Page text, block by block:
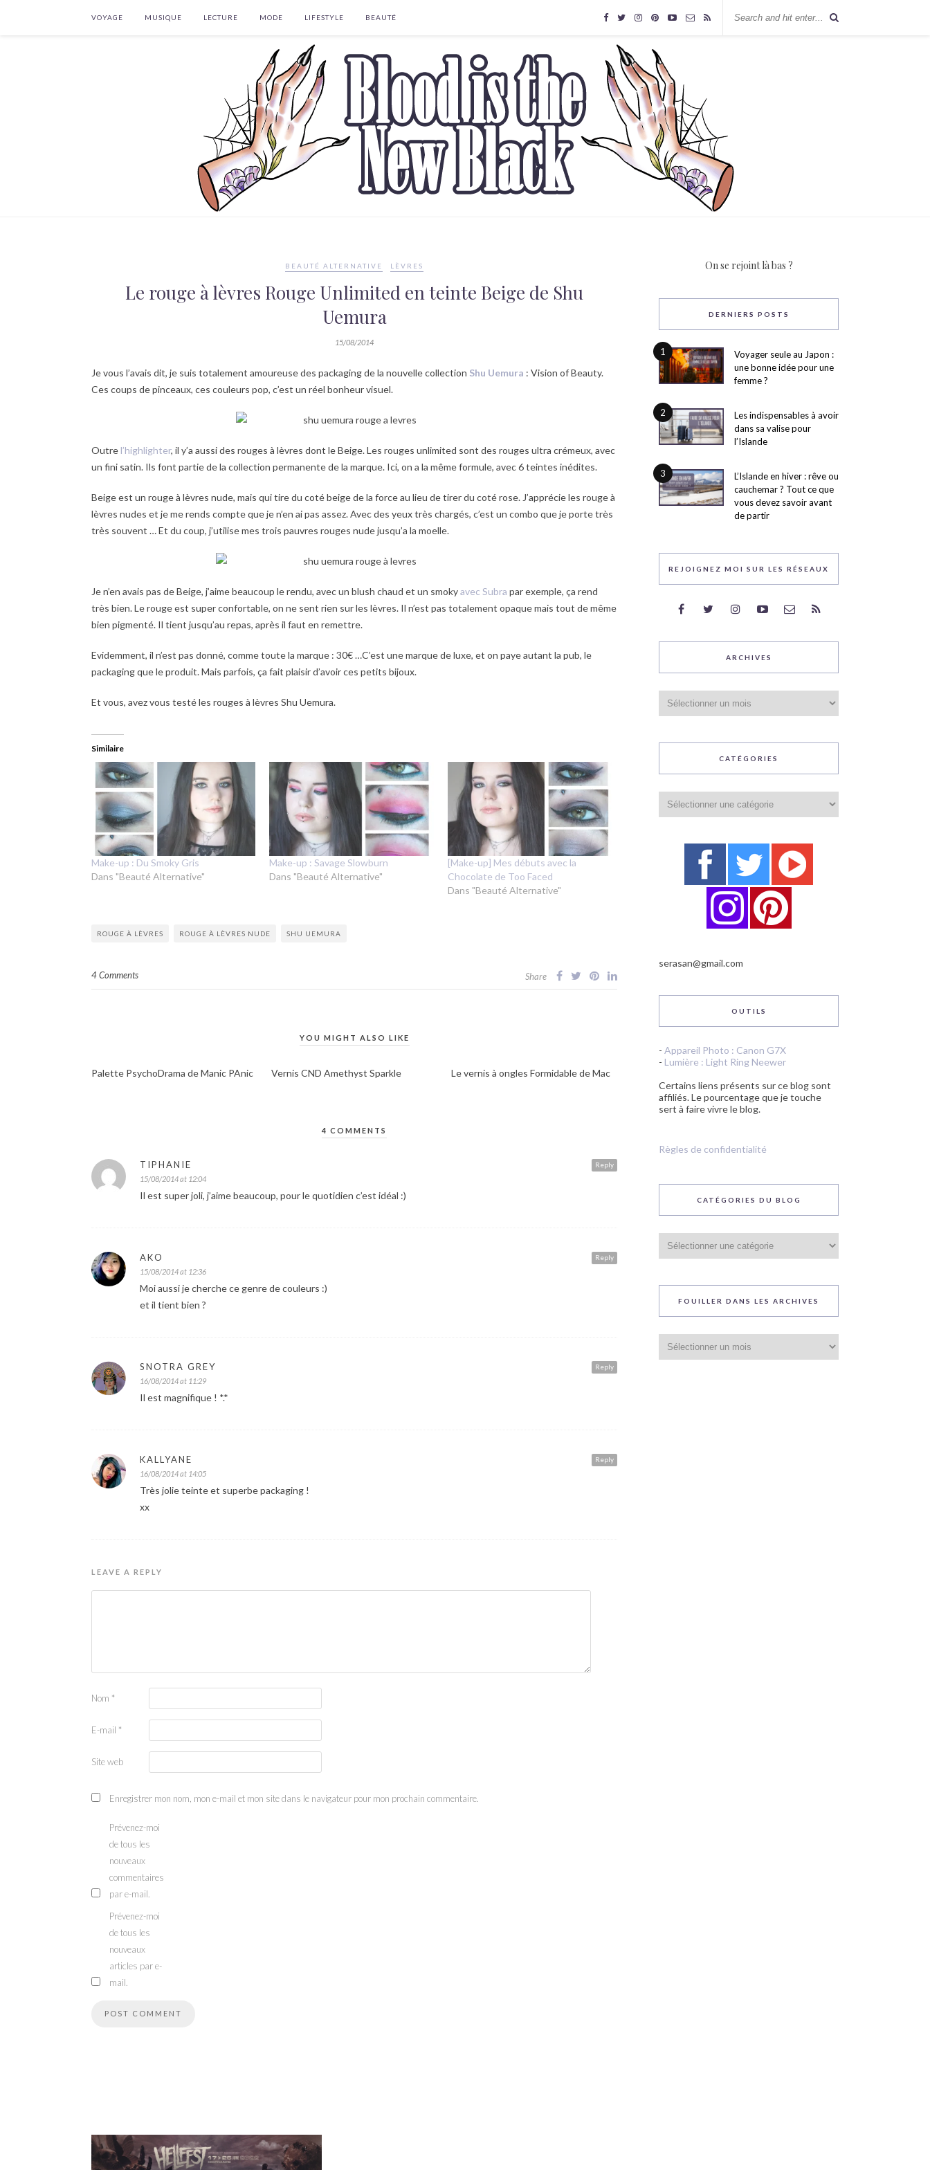
VOYAGE MUSIQUE LECTURE MODE LIFESTYLE BEAUTÉ
BEAUTÉ ALTERNATIVE LÈVRES
Le rouge à lèvres Rouge Unlimited en teinte Beige de Shu
Uemura
15/08/2014
Je vous l’avais dit, je suis totalement amoureuse des packaging de la nouvelle collection Shu Uemura : Vision of Beauty.
Ces coups de pinceaux, ces couleurs pop, c’est un réel bonheur visuel.
Outre l’highlighter, il y’a aussi des rouges à lèvres dont le Beige. Les rouges unlimited sont des rouges ultra crémeux, avec
un fini satin. Ils font partie de la collection permanente de la marque. Ici, on a la même formule, avec 6 teintes inédites.
Beige est un rouge à lèvres nude, mais qui tire du coté beige de la force au lieu de tirer du coté rose. J’apprécie les rouge à
lèvres nudes et je me rends compte que je n’en ai pas assez. Avec des yeux très chargés, c’est un combo que je porte très
très souvent … Et du coup, j’utilise mes trois pauvres rouges nude jusqu’a la moelle.
Je n’en avais pas de Beige, j’aime beaucoup le rendu, avec un blush chaud et un smokyavec Subra par exemple, ça rend
très bien. Le rouge est super confortable, on ne sent rien sur les lèvres. Il n’est pas totalement opaque mais tout de même
bien pigmenté. Il tient jusqu’au repas, après il faut en remettre.
Evidemment, il n’est pas donné, comme toute la marque : 30€ …C’est une marque de luxe, et on paye autant la pub, le
packaging que le produit. Mais parfois, ça fait plaisir d’avoir ces petits bijoux.
Et vous, avez vous testé les rouges à lèvres Shu Uemura.
Similaire
Make-up : Du Smoky Gris
Dans "Beauté Alternative"
Make-up : Savage Slowburn
Dans "Beauté Alternative"
[Make-up] Mes débuts avec la
Chocolate de Too Faced
Dans "Beauté Alternative"
ROUGE À LÈVRES ROUGE À LÈVRES NUDE SHU UEMURA
4 Comments Share
YOU MIGHT ALSO LIKE
Palette PsychoDrama de Manic PAnic Vernis CND Amethyst Sparkle Le vernis à ongles Formidable de Mac
4 COMMENTS
Reply
TIPHANIE
15/08/2014 at 12:04
Il est super joli, j’aime beaucoup, pour le quotidien c’est idéal :)
Reply
AKO
15/08/2014 at 12:36
Moi aussi je cherche ce genre de couleurs :)
et il tient bien ?
Reply
SNOTRA GREY
16/08/2014 at 11:29
Il est magnifique ! *.*
Reply
KALLYANE
16/08/2014 at 14:05
Très jolie teinte et superbe packaging !
xx
LEAVE A REPLY
Nom *
E-mail *
Site web
Enregistrer mon nom, mon e-mail et mon site dans le navigateur pour mon prochain commentaire.
Prévenez-moi
de tous les
nouveaux
commentaires
par e-mail.
Prévenez-moi
de tous les
nouveaux
articles par e-
mail.
On se rejoint là bas ?
DERNIERS POSTS
1
Voyager seule au Japon :
une bonne idée pour une
femme ?
2
Les indispensables à avoir
dans sa valise pour
l’Islande
3
L’Islande en hiver : rêve ou
cauchemar ? Tout ce que
vous devez savoir avant
de partir
REJOIGNEZ MOI SUR LES RÉSEAUX
ARCHIVES
CATÉGORIES
serasan@gmail.com
OUTILS
- Appareil Photo : Canon G7X
- Lumière : Light Ring Neewer
Certains liens présents sur ce blog sont
affiliés. Le pourcentage que je touche
sert à faire vivre le blog.
Règles de confidentialité
CATÉGORIES DU BLOG
du
blog
FOUILLER DANS LES ARCHIVES
dans
les